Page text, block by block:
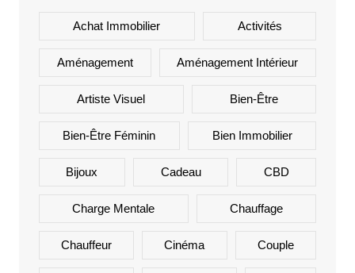
Achat Immobilier Activités
Aménagement Aménagement Intérieur
Artiste Visuel Bien-Être
Bien-Être Féminin Bien Immobilier
Bijoux Cadeau CBD
Charge Mentale Chauffage
Chauffeur Cinéma Couple